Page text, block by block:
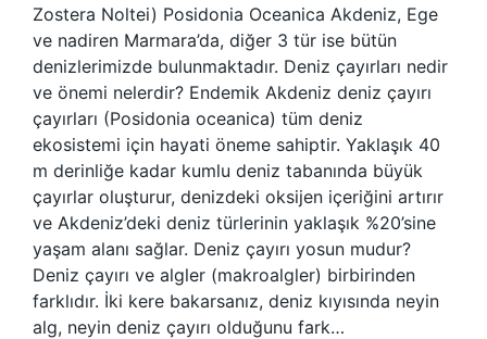
Zostera Noltei) Posidonia Oceanica Akdeniz, Ege
ve nadiren Marmara’da, diğer 3 tür ise bütün
denizlerimizde bulunmaktadır. Deniz çayırları nedir
ve önemi nelerdir? Endemik Akdeniz deniz çayırı
çayırları (Posidonia oceanica) tüm deniz
ekosistemi için hayati öneme sahiptir. Yaklaşık 40
m derinliğe kadar kumlu deniz tabanında büyük
çayırlar oluşturur, denizdeki oksijen içeriğini artırır
ve Akdeniz’deki deniz türlerinin yaklaşık %20’sine
yaşam alanı sağlar. Deniz çayırı yosun mudur?
Deniz çayırı ve algler (makroalgler) birbirinden
farklıdır. İki kere bakarsanız, deniz kıyısında neyin
alg, neyin deniz çayırı olduğunu fark…